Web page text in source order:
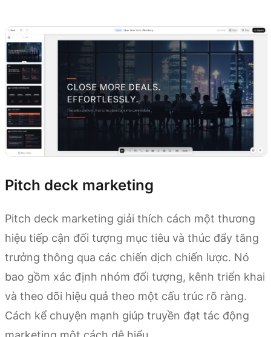
Pitch deck marketing
Pitch deck marketing giải thích cách một thương
hiệu tiếp cận đối tượng mục tiêu và thúc đẩy tăng
trưởng thông qua các chiến dịch chiến lược. Nó
bao gồm xác định nhóm đối tượng, kênh triển khai
và theo dõi hiệu quả theo một cấu trúc rõ ràng.
Cách kể chuyện mạnh giúp truyền đạt tác động